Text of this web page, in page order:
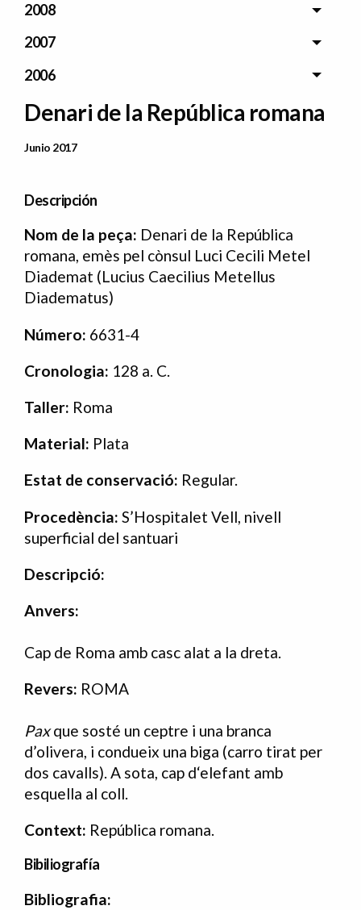
2008
2007
2006
Denari de la República romana
Data Publicació
Junio 2017
Descripción
Nom de la peça: Denari de la República
romana, emès pel cònsul Luci Cecili Metel
Diademat (Lucius Caecilius Metellus
Diadematus)
Número: 6631-4
Cronologia: 128 a. C.
Taller: Roma
Material: Plata
Estat de conservació: Regular.
Procedència: S’Hospitalet Vell, nivell
superficial del santuari
Descripció:
Anvers:
Cap de Roma amb casc alat a la dreta.
Revers: ROMA
Paxque sosté un ceptre i una branca
d’olivera, i condueix una biga (carro tirat per
dos cavalls). A sota, cap d‘elefant amb
esquella al coll.
Context: República romana.
Bibiliografía
Bibliografia
Bibliografia: